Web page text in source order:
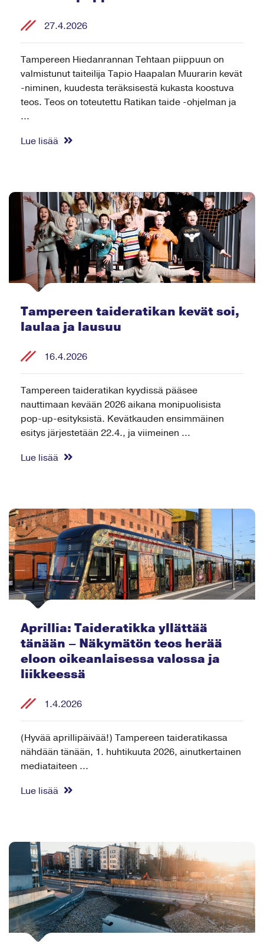
27.4.2026
Tampereen Hiedanrannan Tehtaan piippuun on
valmistunut taiteilija Tapio Haapalan Muurarin kevät
-niminen, kuudesta teräksisestä kukasta koostuva
teos. Teos on toteutettu Ratikan taide -ohjelman ja
...
Lue lisää
Tampereen taideratikan kevät soi,
laulaa ja lausuu
16.4.2026
Tampereen taideratikan kyydissä pääsee
nauttimaan kevään 2026 aikana monipuolisista
pop-up-esityksistä. Kevätkauden ensimmäinen
esitys järjestetään 22.4., ja viimeinen ...
Lue lisää
Aprillia: Taideratikka yllättää
tänään – Näkymätön teos herää
eloon oikeanlaisessa valossa ja
liikkeessä
1.4.2026
(Hyvää aprillipäivää!) Tampereen taideratikassa
nähdään tänään, 1. huhtikuuta 2026, ainutkertainen
mediataiteen ...
Lue lisää